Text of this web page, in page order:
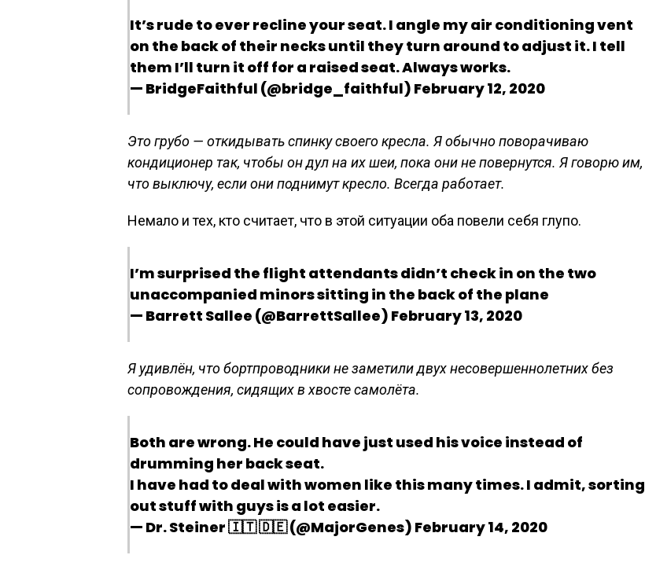
It’s rude to ever recline your seat. I angle my air conditioning vent
on the back of their necks until they turn around to adjust it. I tell
them I’ll turn it off for a raised seat. Always works.
— BridgeFaithful (@bridge_faithful) February 12, 2020
Это грубо — откидывать спинку своего кресла. Я обычно поворачиваю
кондиционер так, чтобы он дул на их шеи, пока они не повернутся. Я говорю им,
что выключу, если они поднимут кресло. Всегда работает.
Немало и тех, кто считает, что в этой ситуации оба повели себя глупо.
I’m surprised the flight attendants didn’t check in on the two
unaccompanied minors sitting in the back of the plane
— Barrett Sallee (@BarrettSallee) February 13, 2020
Я удивлён, что бортпроводники не заметили двух несовершеннолетних без
сопровождения, сидящих в хвосте самолёта.
Both are wrong. He could have just used his voice instead of
drumming her back seat.
I have had to deal with women like this many times. I admit, sorting
out stuff with guys is a lot easier.
— Dr. Steiner 🇮🇹 🇩🇪 (@MajorGenes) February 14, 2020